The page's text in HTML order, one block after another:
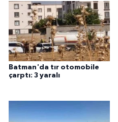
Batman'da tır otomobile
çarptı: 3 yaralı